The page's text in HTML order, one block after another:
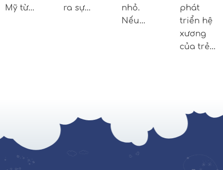
Mỹ từ…
ra sự…
nhỏ.
Nếu…
phát
triển hệ
xương
của trẻ…